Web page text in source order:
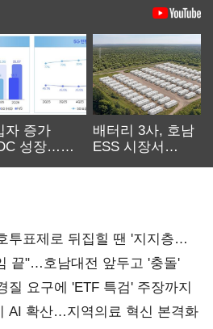
자 증가
성장…
배터리 3사, 호남
ESS 시장서
표제로 뒤집힐 땐 '지지층
끝"…호남대전 앞두고 '충돌'
요구에 'ETF 특검' 주장까지
AI 확산…지역의료 혁신 본격화